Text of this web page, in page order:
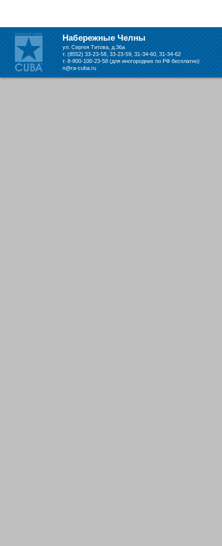
производим в Набережных Челнах
13 Мая 2019
Лазерная гравировка по кругу в
Набережных Челнах
Набережные Челны
ул. Сергея Титова, д.36а
т. (8552) 33-23-58, 33-23-59, 31-34-60, 31-34-62
т. 8-800-100-23-58 (для иногородних по РФ бесплатно)
n@ra-cuba.ru